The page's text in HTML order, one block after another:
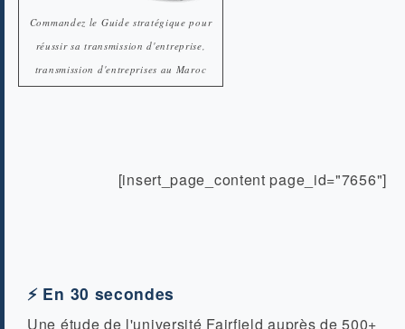
Commandez le Guide stratégique pour
réussir sa transmission d'entreprise,
transmission d'entreprises au Maroc
[insert_page_content page_id="7656"]
⚡ En 30 secondes
Une étude de l'université Fairfield auprès de 500+